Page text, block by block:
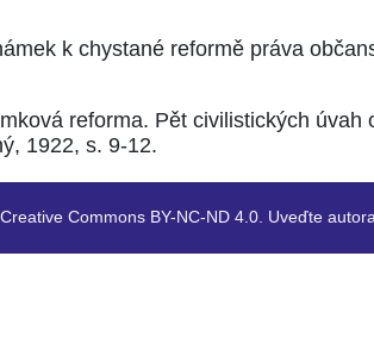
k chystané reformě práva
reforma. Pět civilistických
1922, s. 9-12.
Commons BY-NC-ND 4.0. Uveďte